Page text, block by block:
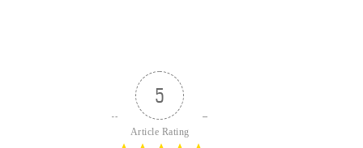
5
Article Rating